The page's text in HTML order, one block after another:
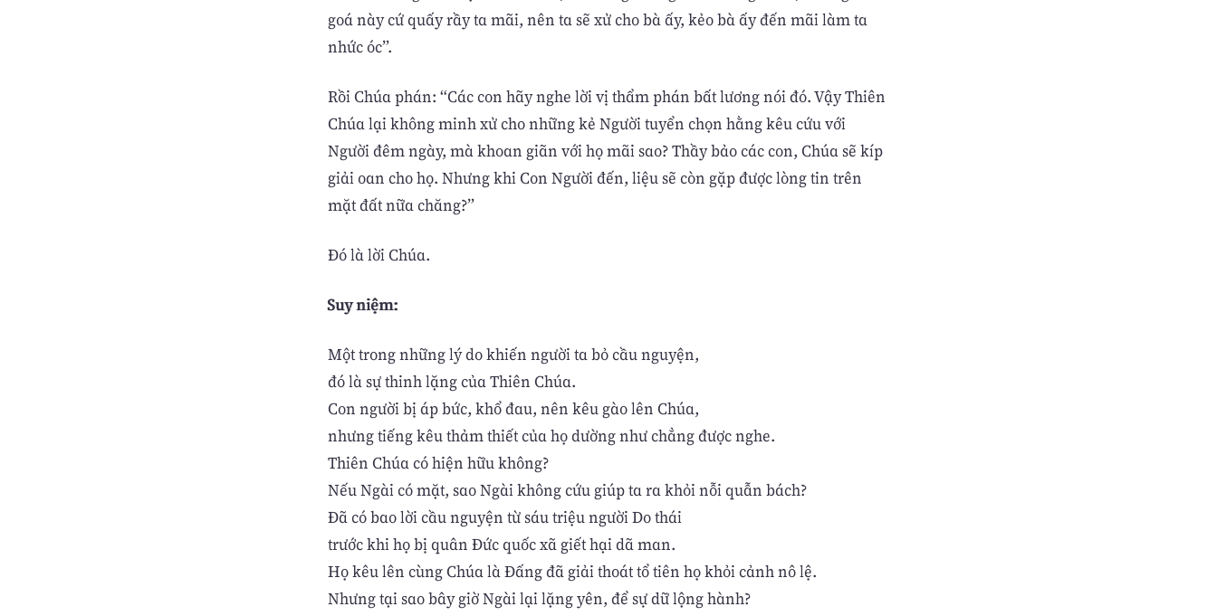
goá này cứ quấy rầy ta mãi, nên ta sẽ xử cho bà ấy, kẻo bà ấy đến mãi làm ta
nhức óc”.
Rồi Chúa phán: “Các con hãy nghe lời vị thẩm phán bất lương nói đó. Vậy Thiên
Chúa lại không minh xử cho những kẻ Người tuyển chọn hằng kêu cứu với
Người đêm ngày, mà khoan giãn với họ mãi sao? Thầy bảo các con, Chúa sẽ kíp
giải oan cho họ. Nhưng khi Con Người đến, liệu sẽ còn gặp được lòng tin trên
mặt đất nữa chăng?”
Ðó là lời Chúa.
Suy niệm:
Một trong những lý do khiến người ta bỏ cầu nguyện,
đó là sự thinh lặng của Thiên Chúa.
Con người bị áp bức, khổ đau, nên kêu gào lên Chúa,
nhưng tiếng kêu thảm thiết của họ dường như chẳng được nghe.
Thiên Chúa có hiện hữu không?
Nếu Ngài có mặt, sao Ngài không cứu giúp ta ra khỏi nỗi quẫn bách?
Đã có bao lời cầu nguyện từ sáu triệu người Do thái
trước khi họ bị quân Đức quốc xã giết hại dã man.
Họ kêu lên cùng Chúa là Đấng đã giải thoát tổ tiên họ khỏi cảnh nô lệ.
Nhưng tại sao bây giờ Ngài lại lặng yên, để sự dữ lộng hành?